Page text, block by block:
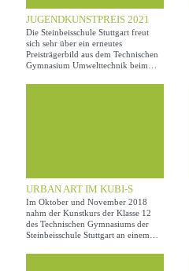
JUGENDKUNSTPREIS 2021
Die Steinbeisschule Stuttgart freut
sich sehr über ein erneutes
Preisträgerbild aus dem Technischen
Gymnasium Umwelttechnik beim…
URBAN ART IM KUBI-S
Im Oktober und November 2018
nahm der Kunstkurs der Klasse 12
des Technischen Gymnasiums der
Steinbeisschule Stuttgart an einem…